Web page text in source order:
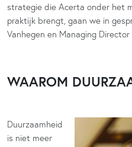
strategie die Acerta onder het
praktijk brengt, gaan we in
Vanhegen en Managing Director
WAAROM
Duurzaamheid
is niet meer